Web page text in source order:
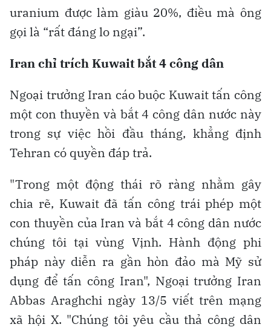
uranium được làm giàu 20%, điều mà ông
gọi là “rất đáng lo ngại”.
Iran chỉ trích Kuwait bắt 4 công dân
Ngoại trưởng Iran cáo buộc Kuwait tấn công
một con thuyền và bắt 4 công dân nước này
trong sự việc hồi đầu tháng, khẳng định
Tehran có quyền đáp trả.
"Trong một động thái rõ ràng nhằm gây
chia rẽ, Kuwait đã tấn công trái phép một
con thuyền của Iran và bắt 4 công dân nước
chúng tôi tại vùng Vịnh. Hành động phi
pháp này diễn ra gần hòn đảo mà Mỹ sử
dụng để tấn công Iran", Ngoại trưởng Iran
Abbas Araghchi ngày 13/5 viết trên mạng
xã hội X. "Chúng tôi yêu cầu thả công dân